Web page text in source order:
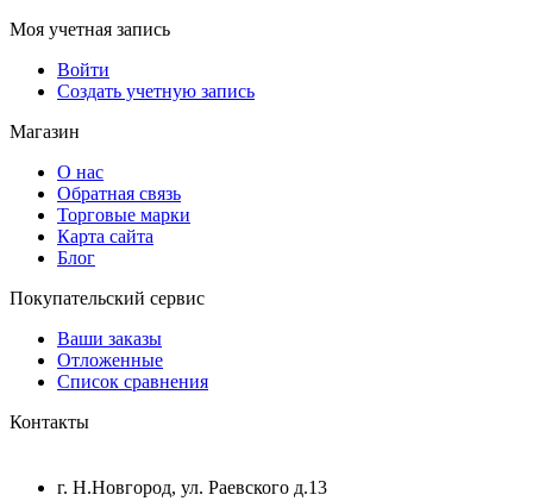
Моя учетная запись
Войти
Создать учетную запись
Магазин
О нас
Обратная связь
Торговые марки
Карта сайта
Блог
Покупательский сервис
Ваши заказы
Отложенные
Список сравнения
Контакты
г. Н.Новгород, ул. Раевского д.13